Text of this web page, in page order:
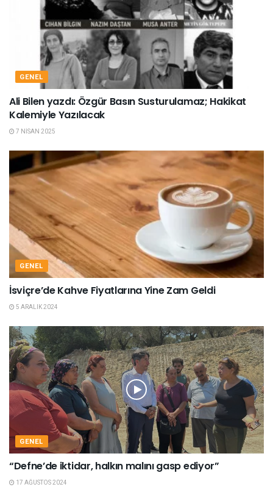
GENEL
Ali Bilen yazdı: Özgür Basın Susturulamaz; Hakikat
Kalemiyle Yazılacak
7 NISAN 2025
GENEL
İsviçre’de Kahve Fiyatlarına Yine Zam Geldi
5 ARALIK 2024
GENEL
“Defne’de iktidar, halkın malını gasp ediyor”
17 AĞUSTOS 2024